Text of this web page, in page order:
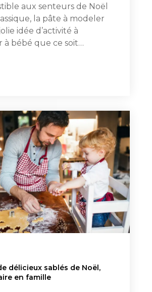
aux senteurs de Noël
la pâte à modeler
idée d’activité à
à bébé que ce soit…
délicieux sablés de Noël,
en famille